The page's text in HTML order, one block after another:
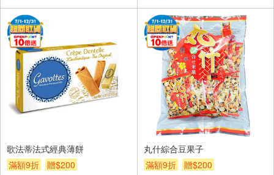
歌法蒂法式經典薄餅
滿額9折
贈$200
丸什綜合豆果子
滿額9折
贈$200